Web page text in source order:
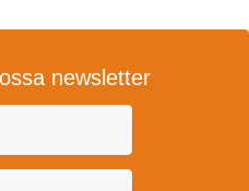
newsletter